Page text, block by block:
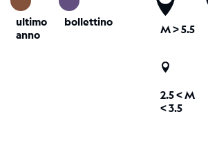
ultimo
anno
bollettino
M> 5.5
2.5 <M
< 3.5